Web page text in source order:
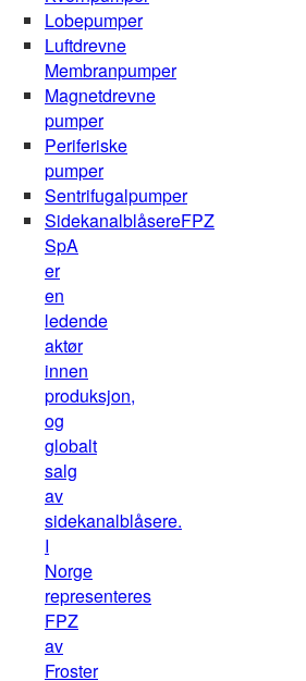
Lobepumper
Luftdrevne
Membranpumper
Magnetdrevne
pumper
Periferiske
pumper
Sentrifugalpumper
SidekanalblåsereFPZ
SpA
er
en
ledende
aktør
innen
produksjon,
og
globalt
salg
av
sidekanalblåsere.
I
Norge
representeres
FPZ
av
Froster